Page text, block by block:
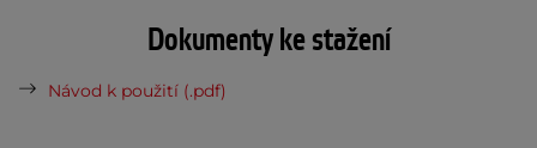
Dokumenty ke stažení
Návod k použití (.pdf)